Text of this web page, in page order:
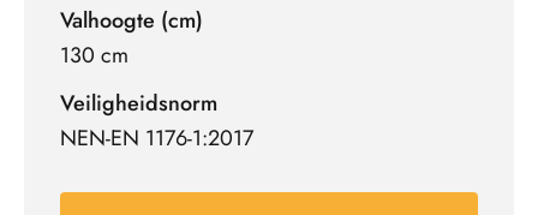
Valhoogte (cm)
130 cm
Veiligheidsnorm
NEN-EN 1176-1:2017